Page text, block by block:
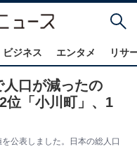
ビジネス エンタメ リサ
人口が減ったの
位「小川町」、1
公表しました。日本の総人口